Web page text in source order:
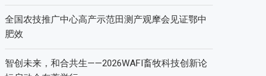
全国农技推广中心高产示范田测产观摩会见证鄂中
肥效
智创未来，和合共生——2026WAFI畜牧科技创新论